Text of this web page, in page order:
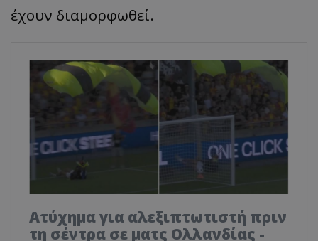
έχουν διαμορφωθεί.
Ατύχημα για αλεξιπτωτιστή πριν
τη σέντρα σε ματς Ολλανδίας -